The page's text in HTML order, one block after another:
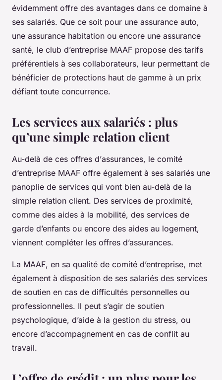
évidemment offre des avantages dans ce domaine à
ses salariés. Que ce soit pour une assurance auto,
une assurance habitation ou encore une assurance
santé, le club d’entreprise MAAF propose des tarifs
préférentiels à ses collaborateurs, leur permettant de
bénéficier de protections haut de gamme à un prix
défiant toute concurrence.
Les services aux salariés : plus
qu’une simple relation client
Au-delà de ces offres d’assurances, le comité
d’entreprise MAAF offre également à ses salariés une
panoplie de services qui vont bien au-delà de la
simple relation client. Des services de proximité,
comme des aides à la mobilité, des services de
garde d’enfants ou encore des aides au logement,
viennent compléter les offres d’assurances.
La MAAF, en sa qualité de comité d’entreprise, met
également à disposition de ses salariés des services
de soutien en cas de difficultés personnelles ou
professionnelles. Il peut s’agir de soutien
psychologique, d’aide à la gestion du stress, ou
encore d’accompagnement en cas de conflit au
travail.